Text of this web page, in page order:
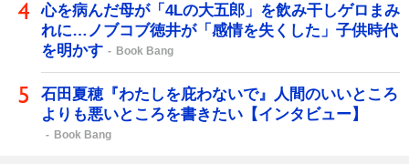
心を病んだ母が「4Lの大五郎」を飲み干しゲロまみ
れに…ノブコブ徳井が「感情を失くした」子供時代
を明かす
Book Bang
石田夏穂『わたしを庇わないで』人間のいいところ
よりも悪いところを書きたい【インタビュー】
Book Bang